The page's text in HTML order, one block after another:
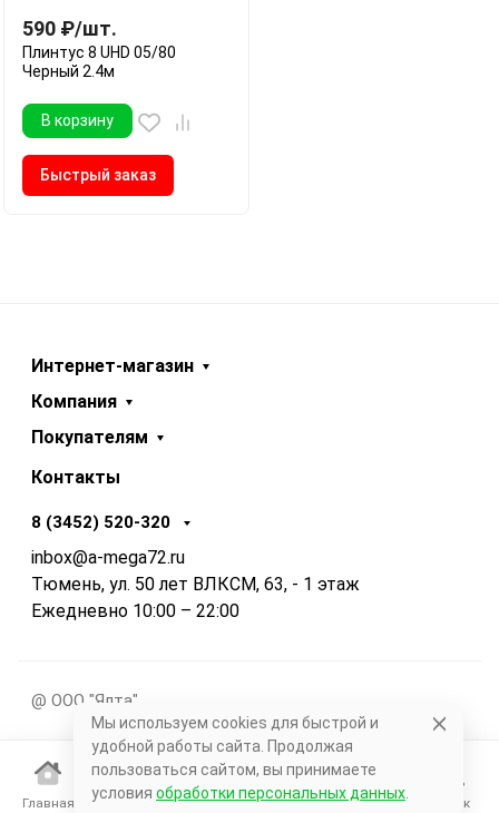
Главная Каталог Корзина Избранное Поиск
590 ₽/шт.
Плинтус 8 UHD 05/80
Черный 2.4м
В корзину
Быстрый заказ
Интернет-магазин
Компания
Покупателям
Контакты
8 (3452) 520-320
inbox@a-mega72.ru
Тюмень, ул. 50 лет ВЛКСМ, 63, - 1 этаж
Ежедневно 10:00 – 22:00
@ ООО "Ялта"
Мы используем cookies для быстрой и
удобной работы сайта. Продолжая
пользоваться сайтом, вы принимаете
условия обработки персональных данных